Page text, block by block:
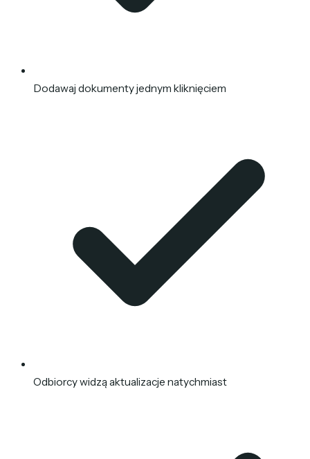
Dodawaj dokumenty jednym kliknięciem
Odbiorcy widzą aktualizacje natychmiast